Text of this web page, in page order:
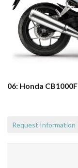
06: Honda CB1000F
Request Information